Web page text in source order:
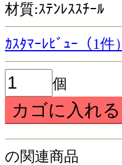
材質:ｽﾃﾝﾚｽｽﾁｰﾙ
ｶｽﾀﾏｰﾚﾋﾞｭｰ（1件）
個
の関連商品